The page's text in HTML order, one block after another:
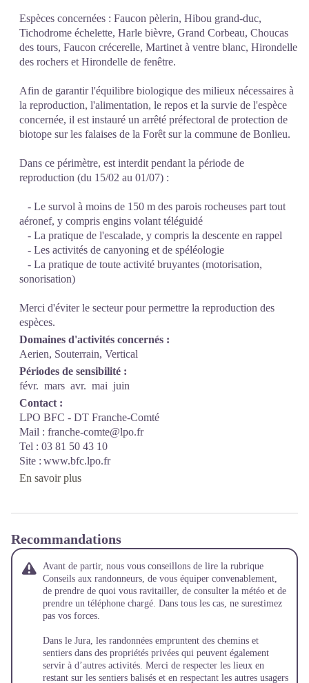
Espèces concernées : Faucon pèlerin, Hibou grand-duc,
Tichodrome échelette, Harle bièvre, Grand Corbeau, Choucas
des tours, Faucon crécerelle, Martinet à ventre blanc, Hirondelle
des rochers et Hirondelle de fenêtre.
Afin de garantir l'équilibre biologique des milieux nécessaires à
la reproduction, l'alimentation, le repos et la survie de l'espèce
concernée, il est instauré un arrêté préfectoral de protection de
biotope sur les falaises de la Forêt sur la commune de Bonlieu.
Dans ce périmètre, est interdit pendant la période de
reproduction (du 15/02 au 01/07) :
- Le survol à moins de 150 m des parois rocheuses part tout
aéronef, y compris engins volant téléguidé
- La pratique de l'escalade, y compris la descente en rappel
- Les activités de canyoning et de spéléologie
- La pratique de toute activité bruyantes (motorisation,
sonorisation)
Merci d'éviter le secteur pour permettre la reproduction des
espèces.
Domaines d'activités concernés :
Aerien, Souterrain, Vertical
Périodes de sensibilité :
févr. mars avr. mai juin
Contact :
LPO BFC - DT Franche-Comté
Mail : franche-comte@lpo.fr
Tel : 03 81 50 43 10
Site : www.bfc.lpo.fr
En savoir plus
Recommandations
Avant de partir, nous vous conseillons de lire la rubrique
Conseils aux randonneurs, de vous équiper convenablement,
de prendre de quoi vous ravitailler, de consulter la météo et de
prendre un téléphone chargé. Dans tous les cas, ne surestimez
pas vos forces.
Dans le Jura, les randonnées empruntent des chemins et
sentiers dans des propriétés privées qui peuvent également
servir à d’autres activités. Merci de respecter les lieux en
restant sur les sentiers balisés et en respectant les autres usagers